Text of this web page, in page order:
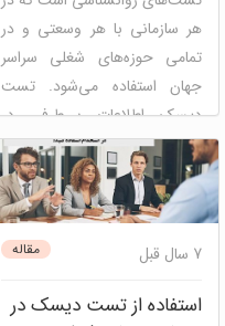
هر سازمانی با هر وسعتی و در
تمامی حوزه‌های شغلی سراسر
جهان استفاده می‌شود. تست
دیسک اطلاعات بی‌طرفی در
اختیار شما قرار داده و به شما
اجازه می‌دهد در ...
دیسک
شخصیت شناسی
مصاحبه و استخدام
استعداد
منابع انسانی
پنل
ارزیابی سازمانی و گروهی
مقاله 7 سال قبل
استفاده از تست دیسک در